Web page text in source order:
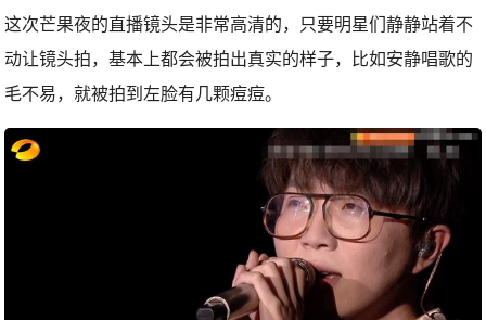
这次芒果夜的直播镜头是非常高清的，只要明星们静静站着不
动让镜头拍，基本上都会被拍出真实的样子，比如安静唱歌的
毛不易，就被拍到左脸有几颗痘痘。